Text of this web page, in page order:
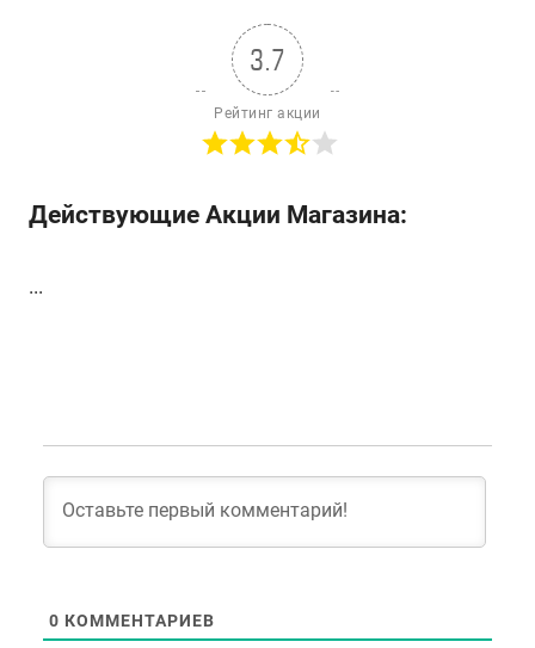
3.7
Рейтинг акции
Действующие Акции Магазина:
...
0 КОММЕНТАРИЕВ